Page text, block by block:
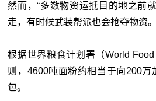
然而，“多数物资运抵目的地之前
走，有时候武装帮派也会抢夺物资
根据世界粮食计划署（World
则，4600吨面粉约相当于向200万
包。